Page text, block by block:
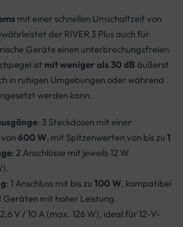
mit einer schnellen Umschaltzeit von
der RIVER 3 Plus auch für
Geräte einen unterbrechungsfreien
ist mit weniger als 30 dB äußerst
in ruhigen Umgebungen oder während
werden kann.
: 3 Steckdosen mit einer
von600 W, mit Spitzenwerten von bis zu1
: 2 Anschlüsse mit jeweils 12 W
: 1 Anschluss mit bis zu100 W, kompatibel
mit hoher Leistung.
V / 10 A (max. 126 W), ideal für 12-V-